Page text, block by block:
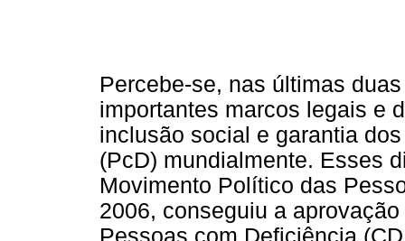
Percebe-se, nas últimas
importantes marcos legais e
inclusão social e garantia
(PcD) mundialmente. Esses
Movimento Político das
2006, conseguiu a
Pessoas com Deficiência